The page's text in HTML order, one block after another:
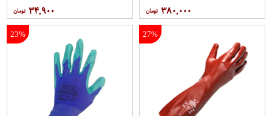
۳۸۰,۰۰۰ ۳۴,۹۰۰
27%
23%